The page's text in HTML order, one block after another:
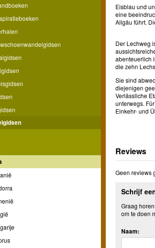
Eisblau und
eine
Allgäu führt.
Der Lechweg
abenteuerlich
die zehn
Sie sind
diejenigen
Verlässliche
unterwegs.
Einkehr- und
Reviews
Geen reviews
Schrijf
Graag
om te doen
Naam: